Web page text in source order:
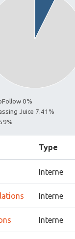
0%
Juice 7.41%
Type
Interne
Interne
Interne